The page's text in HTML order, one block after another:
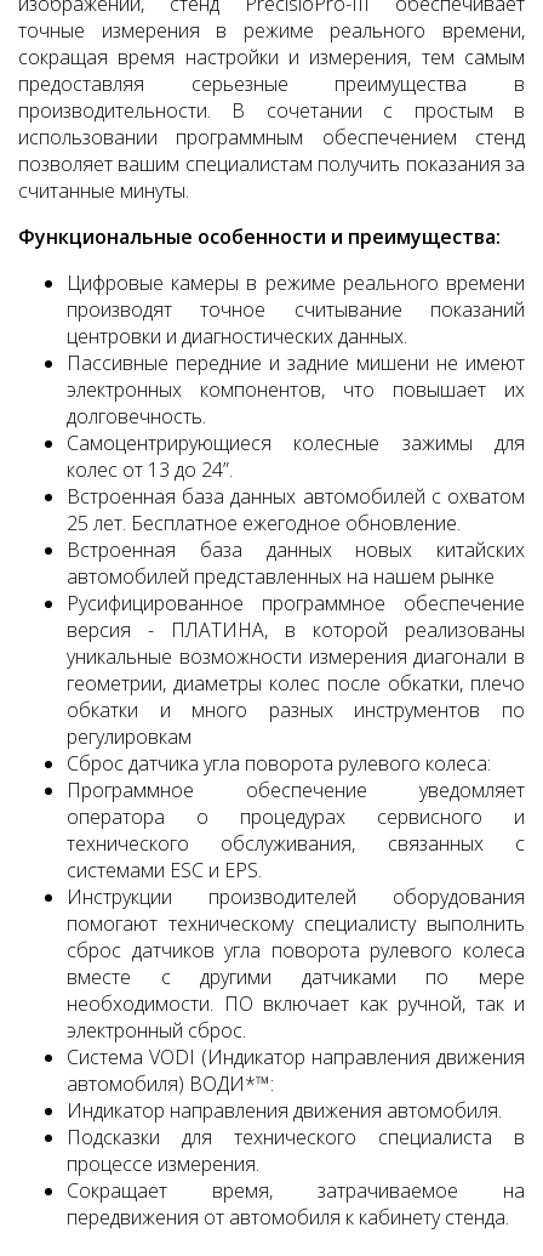
точные измерения в режиме реального времени,
сокращая время настройки и измерения, тем самым
предоставляя серьезные преимущества в
производительности. В сочетании с простым в
использовании программным обеспечением стенд
позволяет вашим специалистам получить показания за
считанные минуты.
Функциональные особенности и преимущества:
Цифровые камеры в режиме реального времени
производят точное считывание показаний
центровки и диагностических данных.
Пассивные передние и задние мишени не имеют
электронных компонентов, что повышает их
долговечность.
Самоцентрирующиеся колесные зажимы для
колес от 13 до 24”.
Встроенная база данных автомобилей с охватом
25 лет. Бесплатное ежегодное обновление.
Встроенная база данных новых китайских
автомобилей представленных на нашем рынке
Русифицированное программное обеспечение
версия - ПЛАТИНА, в которой реализованы
уникальные возможности измерения диагонали в
геометрии, диаметры колес после обкатки, плечо
обкатки и много разных инструментов по
регулировкам
Сброс датчика угла поворота рулевого колеса:
Программное обеспечение уведомляет
оператора о процедурах сервисного и
технического обслуживания, связанных с
системами ESC и EPS.
Инструкции производителей оборудования
помогают техническому специалисту выполнить
сброс датчиков угла поворота рулевого колеса
вместе с другими датчиками по мере
необходимости. ПО включает как ручной, так и
электронный сброс.
Система VODI (Индикатор направления движения
автомобиля) ВОДИ*™:
Индикатор направления движения автомобиля.
Подсказки для технического специалиста в
процессе измерения.
Сокращает время, затрачиваемое на
передвижения от автомобиля к кабинету стенда.